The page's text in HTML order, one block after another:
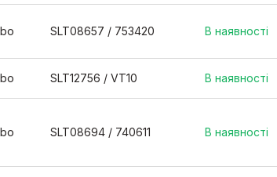
SLT08657 / 753420 В наявності
SLT12756 / VT10 В наявності
SLT08694 / 740611 В наявності